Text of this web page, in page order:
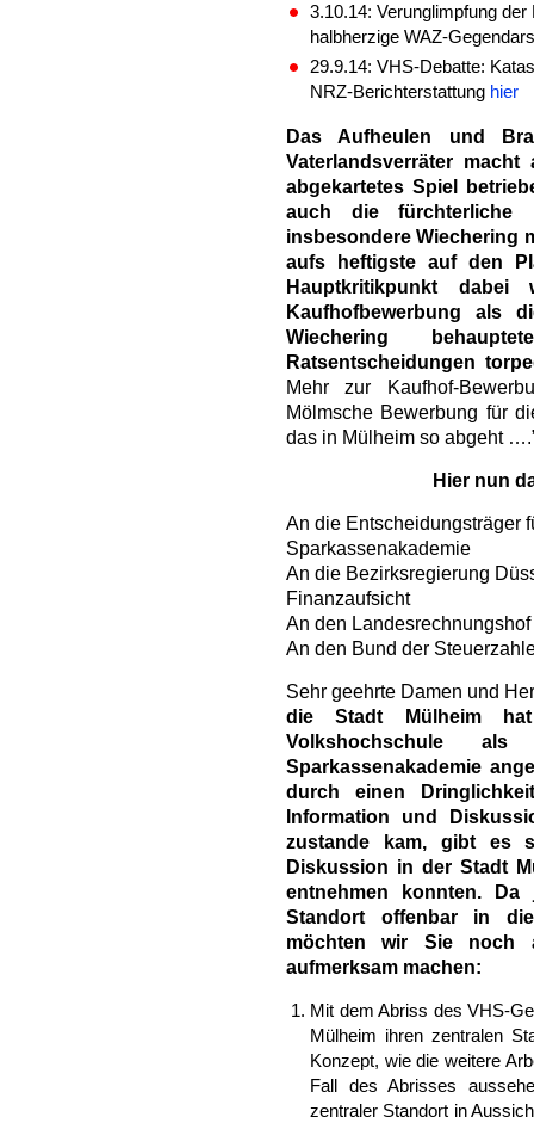
3.10.14: Verunglimpfung
halbherzige WAZ-
29.9.14: VHS-Debatte:
NRZ-Berichterstattung hier
Das Aufheulen und
Vaterlandsverräter
abgekartetes Spiel
auch die fürchterliche
insbesondere Wiechering
aufs heftigste auf den
Hauptkritikpunkt
Kaufhofbewerbung als
Wiechering
Ratsentscheidungen
Mehr zur Kaufhof-
Mölmsche Bewerbung für
das in Mülheim so abgeht
Hier nun
An die Entscheidungsträger
Sparkassenakademie
An die Bezirksregierung
Finanzaufsicht
An den Landesrechnungshof
An den Bund der
Sehr geehrte Damen und
die Stadt Mülheim
Volkshochschule
Sparkassenakademie
durch einen
Information und
zustande kam, gibt es
Diskussion in der Stadt
entnehmen konnten.
Standort offenbar in
möchten wir Sie noch
aufmerksam machen:
Mit dem Abriss des VHS-
Mülheim ihren zentralen
Konzept, wie die weitere
Fall des Abrisses
zentraler Standort in